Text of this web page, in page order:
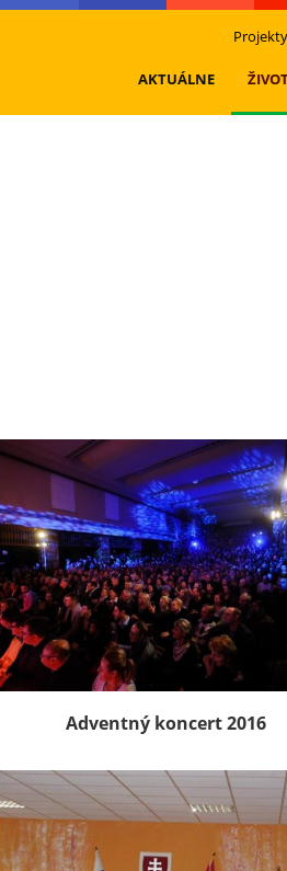
AKTUÁLNE
Adventný koncert 2016